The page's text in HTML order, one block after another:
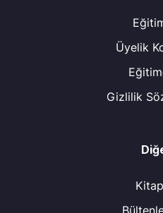
Üyelik
Gizlilik